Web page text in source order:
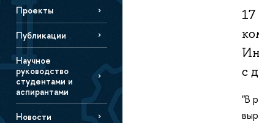
Проекты
Публикации
Научное
руководство
студентами и
аспирантами
Новости
17
с
"В